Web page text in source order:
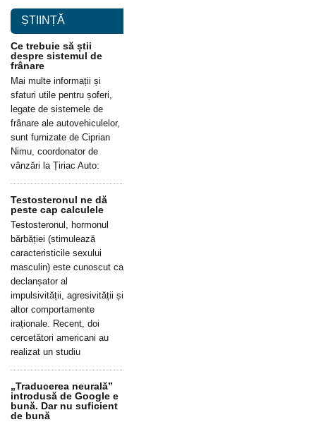
ȘTIINȚĂ
Ce trebuie să știi
despre sistemul de
frânare
Mai multe informații și
sfaturi utile pentru șoferi,
legate de sistemele de
frânare ale autovehiculelor,
sunt furnizate de Ciprian
Nimu, coordonator de
vânzări la Țiriac Auto:
Testosteronul ne dă
peste cap calculele
Testosteronul, hormonul
bărbăției (stimulează
caracteristicile sexului
masculin) este cunoscut ca
declanșator al
impulsivității, agresivității și
altor comportamente
iraționale. Recent, doi
cercetători americani au
realizat un studiu
„Traducerea neurală”
introdusă de Google e
bună. Dar nu suficient
de bună